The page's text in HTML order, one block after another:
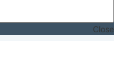
Close